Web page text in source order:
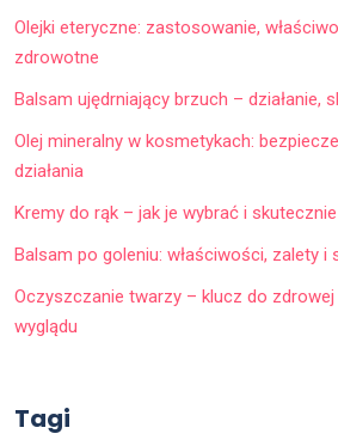
Olejki eteryczne: zastosowanie,
zdrowotne
Balsam ujędrniający brzuch – działanie,
Olej mineralny w kosmetykach:
działania
Kremy do rąk – jak je wybrać i
Balsam po goleniu: właściwości, zalety i
Oczyszczanie twarzy – klucz do zdrowej
wyglądu
Tagi